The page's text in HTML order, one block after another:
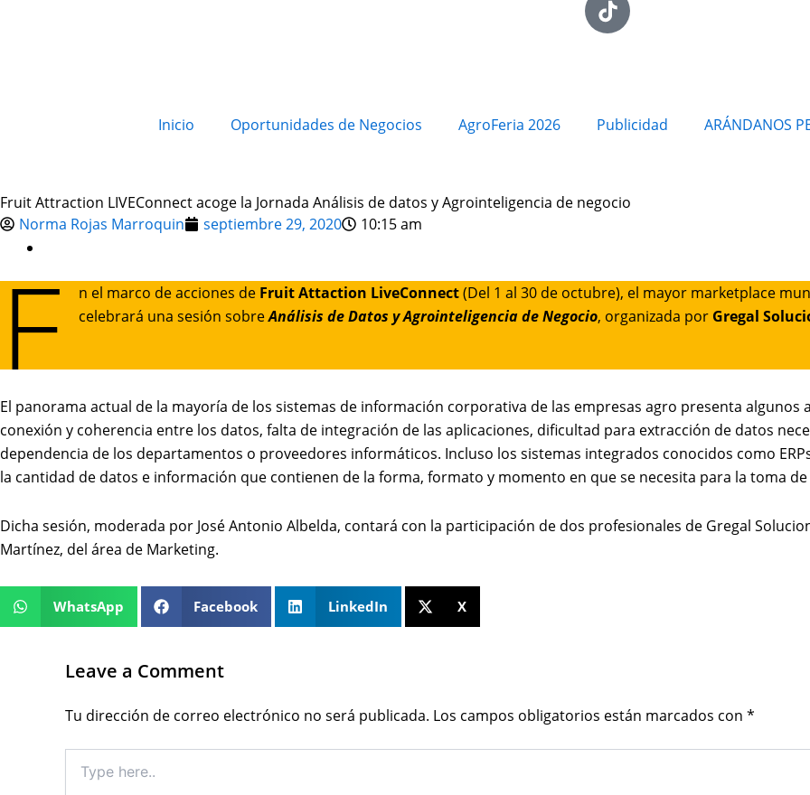
Inicio Oportunidades de Negocios AgroFeria 2026 Publicidad ARÁNDANOS
Fruit Attraction LIVEConnect acoge la Jornada Análisis de datos y Agrointeligencia de negocio
Norma Rojas Marroquin
septiembre 29, 2020 10:15 am
E n el marco de acciones de Fruit Attaction LiveConnect(Del 1 al 30 de octubre), el mayor marketplace
celebrará una sesión sobreAnálisis de Datos y Agrointeligencia de Negocio, organizada por Gregal
El panorama actual de la mayoría de los sistemas de información corporativa de las empresas agro presenta
conexión y coherencia entre los datos, falta de integración de las aplicaciones, dificultad para extracción de datos
dependencia de los departamentos o proveedores informáticos. Incluso los sistemas integrados conocidos como
la cantidad de datos e información que contienen de la forma, formato y momento en que se necesita para la toma
Dicha sesión, moderada por José Antonio Albelda, contará con la participación de dos profesionales de Gregal
Martínez, del área de Marketing.
WhatsApp Facebook LinkedIn X
Leave a Comment
Tu dirección de correo electrónico no será publicada. Los campos obligatorios están marcados con *
here..